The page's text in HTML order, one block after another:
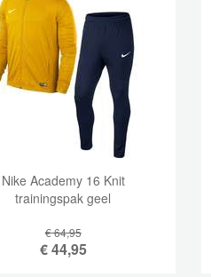
Nike Academy 16 Knit
trainingspak geel
€ 64,95
€44,95